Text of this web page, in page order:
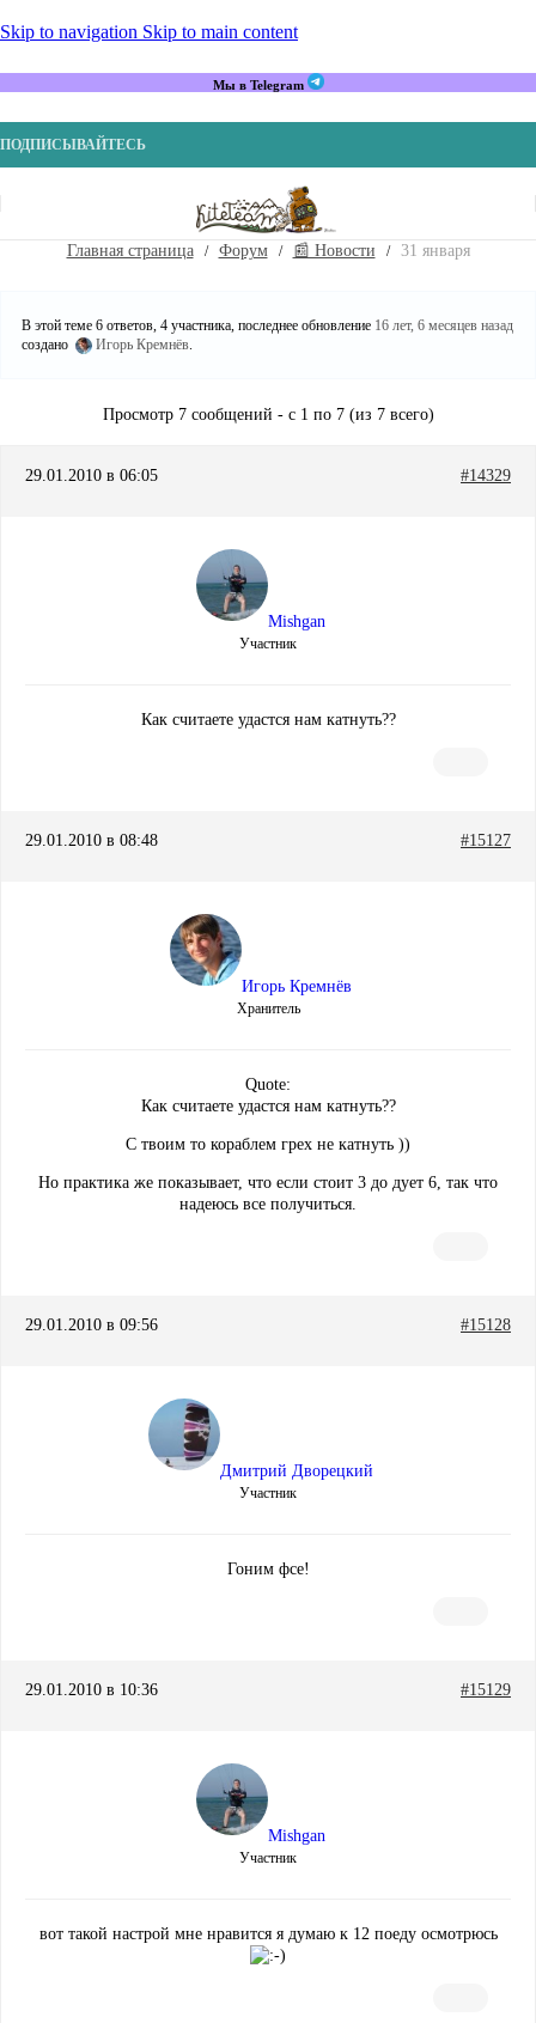
Skip to navigation Skip to main content
Мы в Telegram
ПОДПИСЫВАЙТЕСЬ
Главная страница Форум 📰 Новости 31 января
В этой теме 6 ответов, 4 участника, последнее обновление 16 лет, 6 месяцев назад
создано
Игорь Кремнёв.
Просмотр 7 сообщений - с 1 по 7 (из 7 всего)
29.01.2010 в 06:05 #14329
Mishgan
Участник
Как считаете удастся нам катнуть??
29.01.2010 в 08:48 #15127
Игорь Кремнёв
Хранитель
Quote:
Как считаете удастся нам катнуть??
С твоим то кораблем грех не катнуть ))
Но практика же показывает, что если стоит 3 до дует 6, так что
надеюсь все получиться.
29.01.2010 в 09:56 #15128
Дмитрий Дворецкий
Участник
Гоним фсе!
29.01.2010 в 10:36 #15129
Mishgan
Участник
вот такой настрой мне нравится я думаю к 12 поеду осмотрюсь